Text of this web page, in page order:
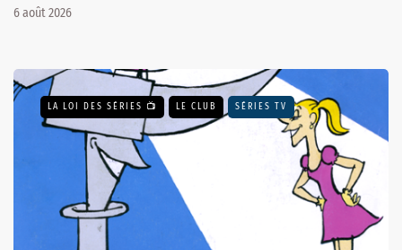
6 août 2026
LA LOI DES SÉRIES 📺 LE CLUB SÉRIES TV